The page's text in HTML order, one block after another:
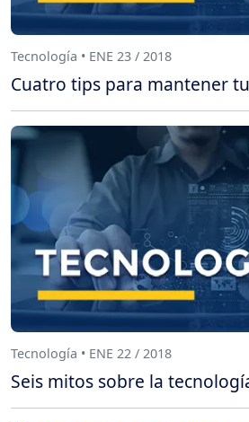
Tecnología • ENE 23 / 2018
Cuatro tips para mantener
Tecnología • ENE 22 / 2018
Seis mitos sobre la